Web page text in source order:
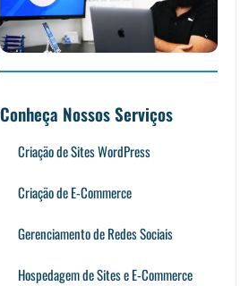
Conheça Nossos Serviços
Criação de Sites WordPress
Criação de E-Commerce
Gerenciamento de Redes Sociais
Hospedagem de Sites e E-Commerce